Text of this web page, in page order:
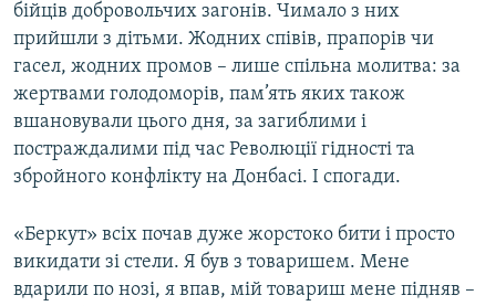
бійців добровольчих загонів. Чимало з них
прийшли з дітьми. Жодних співів, прапорів чи
гасел, жодних промов – лише спільна молитва: за
жертвами голодоморів, пам’ять яких також
вшановували цього дня, за загиблими і
постраждалими під час Революції гідності та
збройного конфлікту на Донбасі. І спогади.
«Беркут» всіх почав дуже жорстоко бити і просто
викидати зі стели. Я був з товаришем. Мене
вдарили по нозі, я впав, мій товариш мене підняв –